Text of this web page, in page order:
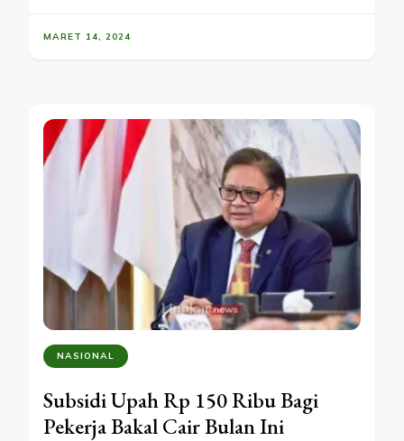
MARET 14, 2024
NASIONAL
Subsidi Upah Rp 150 Ribu Bagi
Pekerja Bakal Cair Bulan Ini